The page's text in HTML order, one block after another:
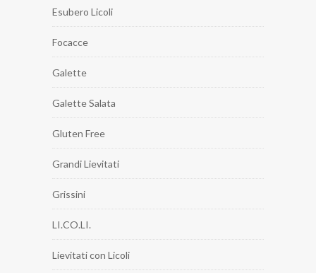
Esubero Licoli
Focacce
Galette
Galette Salata
Gluten Free
Grandi Lievitati
Grissini
LI.CO.LI.
Lievitati con Licoli